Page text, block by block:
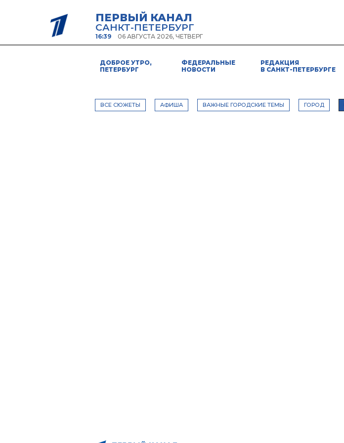
ПЕРВЫЙ КАНАЛ
САНКТ-ПЕТЕРБУРГ
16:39 06 АВГУСТА 2026, ЧЕТВЕРГ
ДОБРОЕ УТРО,
ПЕТЕРБУРГ
ФЕДЕРАЛЬНЫЕ
НОВОСТИ
РЕДАКЦИЯ
В САНКТ-ПЕТЕРБУРГЕ
ВСЕ СЮЖЕТЫ АФИША ВАЖНЫЕ ГОРОДСКИЕ ТЕМЫ ГОРОД